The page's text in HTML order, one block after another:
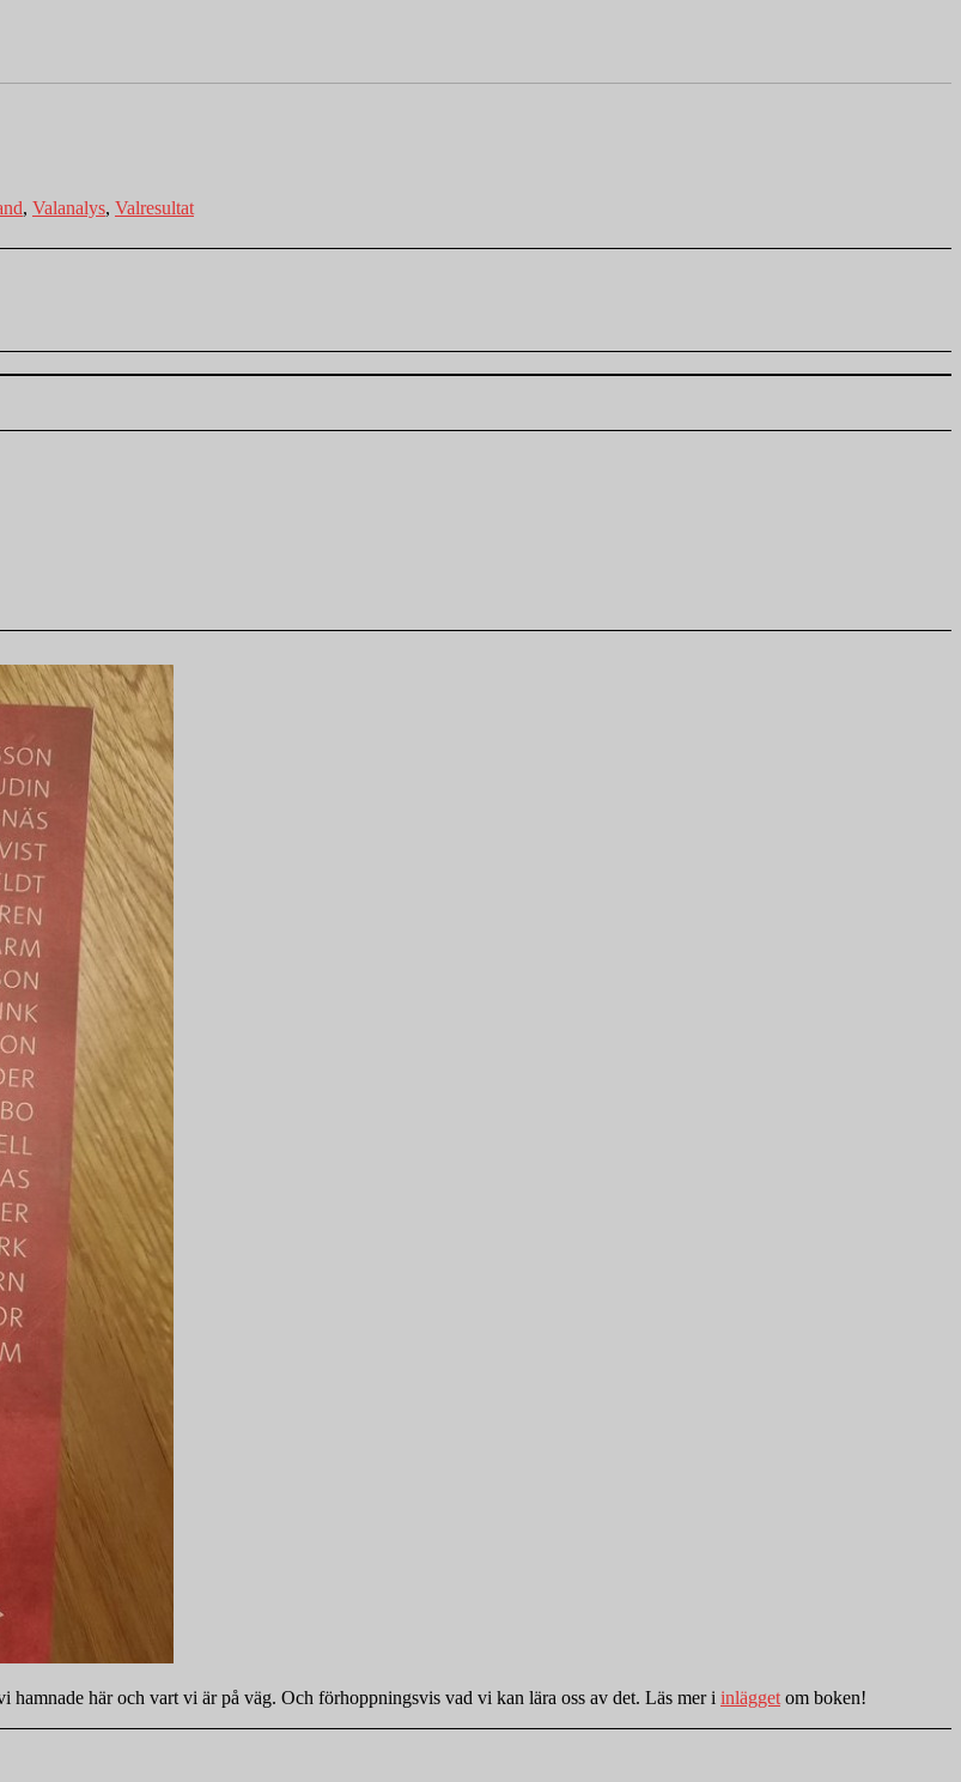
, Valanalys, Valresultat
här och vart vi är på väg. Och förhoppningsvis vad vi kan lära oss av det. Läs mer i inläggetom boken!